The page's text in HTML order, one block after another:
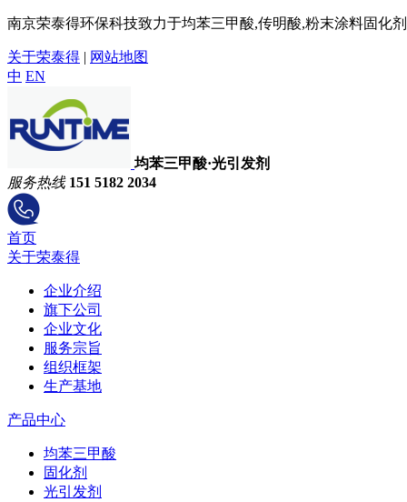
南京荣泰得环保科技致力于均苯三甲酸,传明酸,粉末涂料固化
关于荣泰得 | 网站地图
中 EN
均苯三甲酸·光引发剂
服务热线 151 5182 2034
首页
关于荣泰得
企业介绍
旗下公司
企业文化
服务宗旨
组织框架
生产基地
产品中心
均苯三甲酸
固化剂
光引发剂